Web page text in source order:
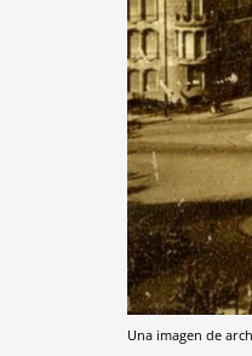
Una imagen de